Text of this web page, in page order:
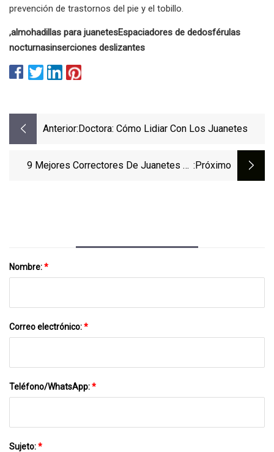
prevención de trastornos del pie y el tobillo.
,almohadillas para juanetesEspaciadores de dedosférulas
nocturnasinserciones deslizantes
Anterior: Doctora: Cómo Lidiar Con Los Juanetes
9 Mejores Correctores De Juanetes En :próximo
Nombre:*
Correo electrónico:*
Teléfono/WhatsApp:*
Sujeto:*